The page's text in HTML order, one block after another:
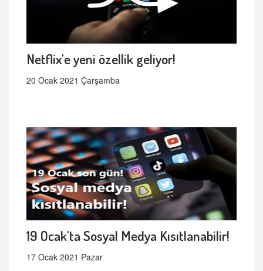
Netflix'e yeni özellik geliyor!
20 Ocak 2021 Çarşamba
19 Ocak'ta Sosyal Medya Kısıtlanabilir!
17 Ocak 2021 Pazar